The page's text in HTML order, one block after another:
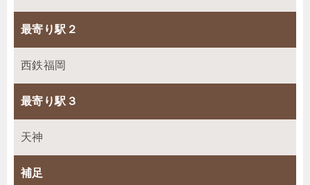
最寄り駅２
西鉄福岡
最寄り駅３
天神
補足